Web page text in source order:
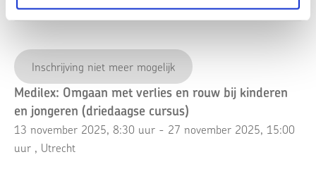
Bekijk op kaart
Inschrijving niet meer mogelijk
Medilex: Omgaan met verlies en rouw bij kinderen
en jongeren (driedaagse cursus)
13 november 2025, 8:30 uur - 27 november 2025, 15:00
uur , Utrecht